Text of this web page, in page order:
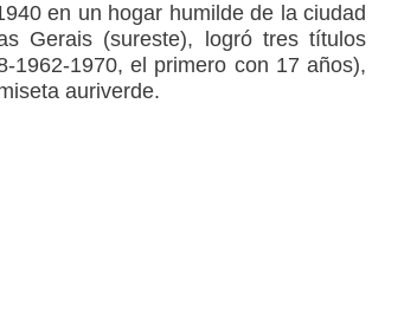
en un hogar humilde de la ciudad
Gerais (sureste), logró tres títulos
1962-1970, el primero con 17 años),
auriverde.